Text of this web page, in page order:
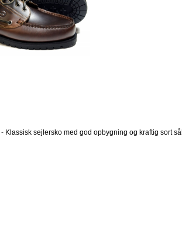
- Klassisk sejlersko med god opbygning og kraftig sort sål